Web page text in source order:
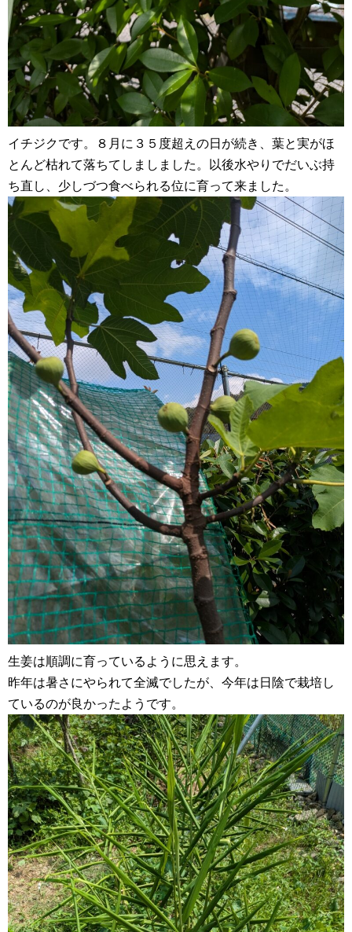
イチジクです。８月に３５度超えの日が続き、葉と実がほ
とんど枯れて落ちてしましました。以後水やりでだいぶ持
ち直し、少しづつ食べられる位に育って来ました。
生姜は順調に育っているように思えます。
昨年は暑さにやられて全滅でしたが、今年は日陰で栽培し
ているのが良かったようです。